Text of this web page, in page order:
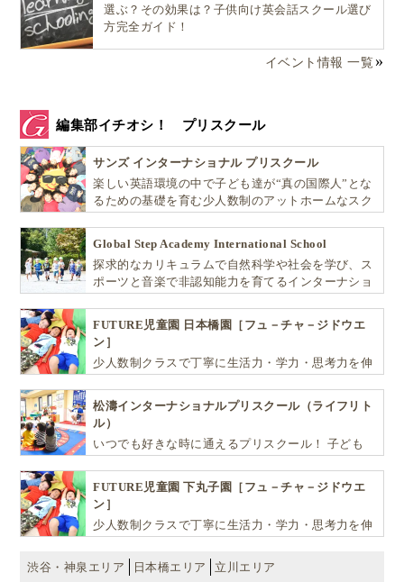
選ぶ？その効果は？子供向け英会話スクール選び
方完全ガイド！
イベント情報 一覧
編集部イチオシ！ プリスクール
サンズ インターナショナル プリスクール
楽しい英語環境の中で子ども達が“真の国際人”とな
るための基礎を育む少人数制のアットホームなスク
Global Step Academy International School
探求的なカリキュラムで自然科学や社会を学び、ス
ポーツと音楽で非認知能力を育てるインターナショ
FUTURE児童園 日本橋園［フュ－チャ－ジドウエ
ン］
少人数制クラスで丁寧に生活力・学力・思考力を伸
松濤インターナショナルプリスクール（ライフリト
ル）
いつでも好きな時に通えるプリスクール！ 子ども
自ら進んで学ぶこと、考える力を育みます
FUTURE児童園 下丸子園［フュ－チャ－ジドウエ
ン］
少人数制クラスで丁寧に生活力・学力・思考力を伸
渋谷・神泉エリア
日本橋エリア 立川エリア